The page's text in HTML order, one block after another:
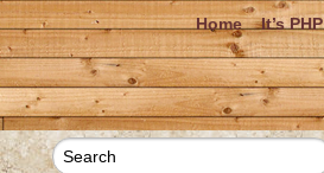
Home It’s PHP